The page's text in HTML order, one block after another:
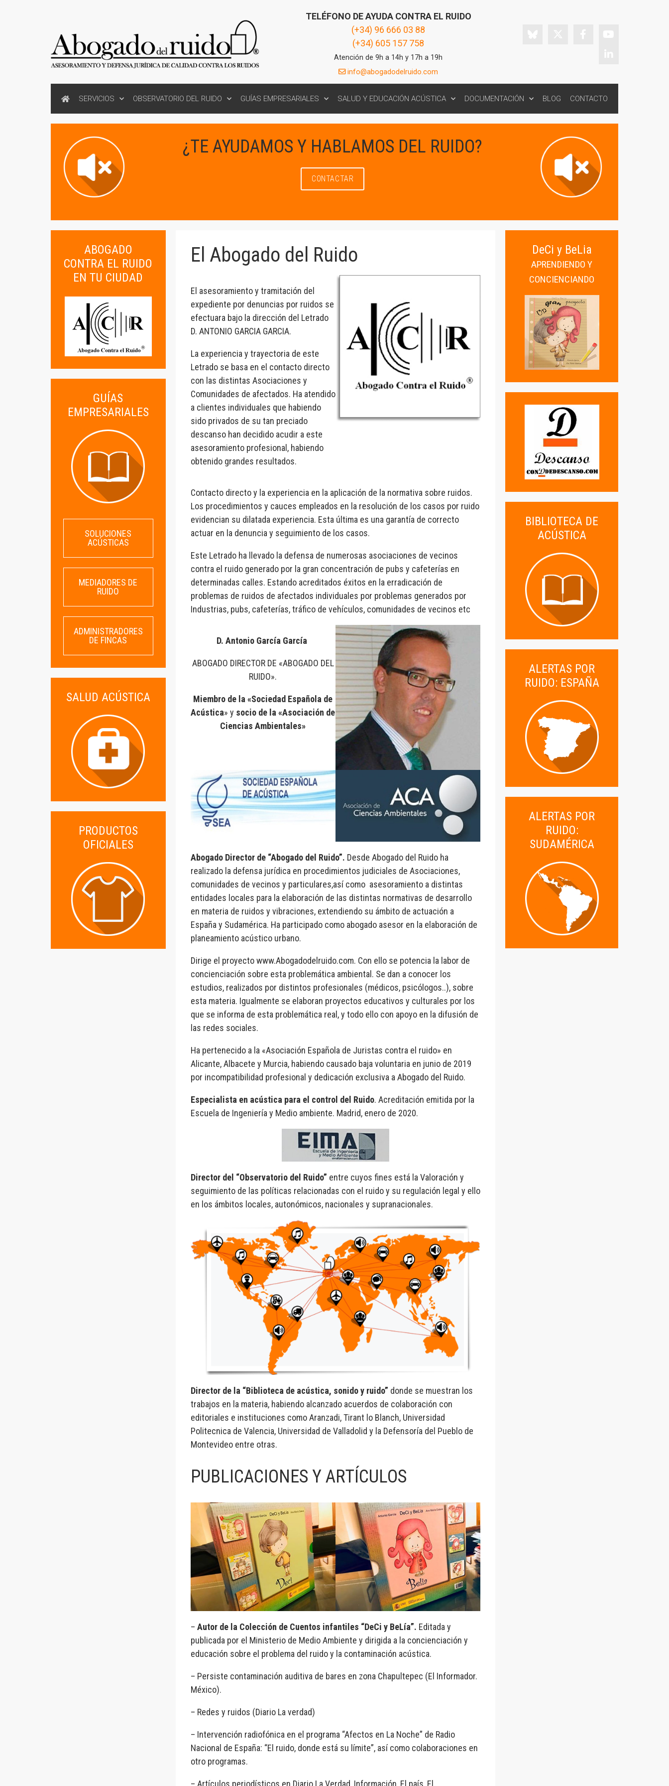
TELÉFONO DE AYUDA CONTRA EL RUIDO
(+34) 96 666 03 88
(+34) 605 157 758
Atención de 9h a 14h y 17h a 19h
info@abogadodelruido.com
SERVICIOS OBSERVATORIO DEL RUIDO GUÍAS EMPRESARIALES SALUD Y EDUCACIÓN ACÚSTICA DOCUMENTACIÓN BLOG CONTACTO
¿TE AYUDAMOS Y HABLAMOS DEL RUIDO?
CONTACTAR
ABOGADO
CONTRA EL RUIDO
EN TU CIUDAD
GUÍAS
EMPRESARIALES
SOLUCIONES
ACÚSTICAS
MEDIADORES DE
RUIDO
ADMINISTRADORES
DE FINCAS
SALUD ACÚSTICA
PRODUCTOS
OFICIALES
El Abogado del Ruido
El asesoramiento y tramitación del
expediente por denuncias por ruidos se
efectuara bajo la dirección del Letrado
D. ANTONIO GARCIA GARCIA.
La experiencia y trayectoria de este
Letrado se basa en el contacto directo
con las distintas Asociaciones y
Comunidades de afectados. Ha atendido
a clientes individuales que habiendo
sido privados de su tan preciado
descanso han decidido acudir a este
asesoramiento profesional, habiendo
obtenido grandes resultados.
Contacto directo y la experiencia en la aplicación de la normativa sobre ruidos.
Los procedimientos y cauces empleados en la resolución de los casos por ruido
evidencian su dilatada experiencia. Esta última es una garantía de correcto
actuar en la denuncia y seguimiento de los casos.
Este Letrado ha llevado la defensa de numerosas asociaciones de vecinos
contra el ruido generado por la gran concentración de pubs y cafeterías en
determinadas calles. Estando acreditados éxitos en la erradicación de
problemas de ruidos de afectados individuales por problemas generados por
Industrias, pubs, cafeterías, tráfico de vehículos, comunidades de vecinos etc
D. Antonio García García
ABOGADO DIRECTOR DE «ABOGADO DEL
RUIDO».
Miembro de la «Sociedad Española de
Acústica» y socio de la «Asociación de
Ciencias Ambientales»
Abogado Director de “Abogado del Ruido”. Desde Abogado del Ruido ha
realizado la defensa jurídica en procedimientos judiciales de Asociaciones,
comunidades de vecinos y particulares,así como asesoramiento a distintas
entidades locales para la elaboración de las distintas normativas de desarrollo
en materia de ruidos y vibraciones, extendiendo su ámbito de actuación a
España y Sudamérica. Ha participado como abogado asesor en la elaboración de
planeamiento acústico urbano.
Dirige el proyecto www.Abogadodelruido.com. Con ello se potencia la labor de
concienciación sobre esta problemática ambiental. Se dan a conocer los
estudios, realizados por distintos profesionales (médicos, psicólogos..), sobre
esta materia. Igualmente se elaboran proyectos educativos y culturales por los
que se informa de esta problemática real, y todo ello con apoyo en la difusión de
las redes sociales.
Ha pertenecido a la «Asociación Española de Juristas contra el ruido» en
Alicante, Albacete y Murcia, habiendo causado baja voluntaria en junio de 2019
por incompatibilidad profesional y dedicación exclusiva a Abogado del Ruido.
Especialista en acústica para el control del Ruido. Acreditación emitida por la
Escuela de Ingeniería y Medio ambiente. Madrid, enero de 2020.
Director del “Observatorio del Ruido” entre cuyos fines está la Valoración y
seguimiento de las políticas relacionadas con el ruido y su regulación legal y ello
en los ámbitos locales, autonómicos, nacionales y supranacionales.
Director de la “Biblioteca de acústica, sonido y ruido” donde se muestran los
trabajos en la materia, habiendo alcanzado acuerdos de colaboración con
editoriales e instituciones como Aranzadi, Tirant lo Blanch, Universidad
Politecnica de Valencia, Universidad de Valladolid y la Defensoría del Pueblo de
Montevideo entre otras.
PUBLICACIONES Y ARTÍCULOS
– Autor de la Colección de Cuentos infantiles “DeCi y BeLía”. Editada y
publicada por el Ministerio de Medio Ambiente y dirigida a la concienciación y
educación sobre el problema del ruido y la contaminación acústica.
– Persiste contaminación auditiva de bares en zona Chapultepec (El Informador.
México).
– Redes y ruidos (Diario La verdad)
– Intervención radiofónica en el programa “Afectos en La Noche” de Radio
Nacional de España: “El ruido, donde está su límite”, así como colaboraciones en
otro programas.
– Artículos periodísticos en Diario La Verdad, Información, El país, El
DeCi y BeLia
APRENDIENDO Y
CONCIENCIANDO
BIBLIOTECA DE
ACÚSTICA
ALERTAS POR
RUIDO: ESPAÑA
ALERTAS POR
RUIDO:
SUDAMÉRICA